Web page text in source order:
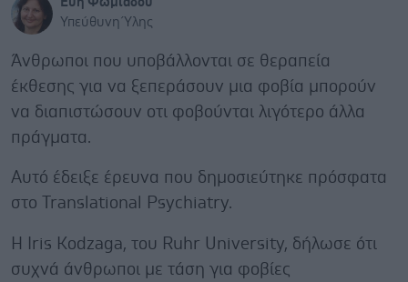
Υπεύθυνη Ύλης
Άνθρωποι που υποβάλλονται σε θεραπεία
έκθεσης για να ξεπεράσουν μια φοβία μπορούν
να διαπιστώσουν οτι φοβούνται λιγότερο άλλα
πράγματα.
Αυτό έδειξε έρευνα που δημοσιεύτηκε πρόσφατα
στο Translational Psychiatry.
Η Iris Kodzaga, του Ruhr University, δήλωσε ότι
συχνά άνθρωποι με τάση για φοβίες